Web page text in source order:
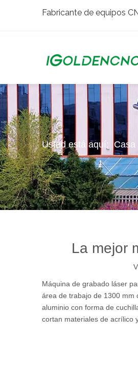
Fabricante de equipos
Usted está aquí: Casa
La mejor
Máquina de grabado láser
área de trabajo de 1300 mm
aluminio con forma de
cortan materiales de acrílico